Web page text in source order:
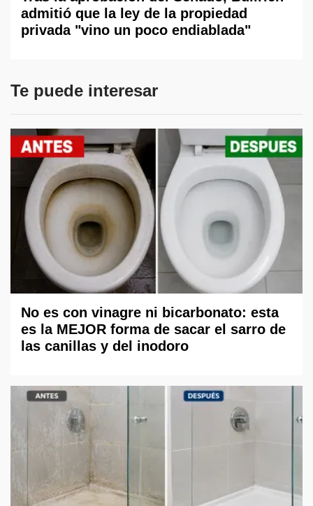
admitió que la ley de la propiedad
privada "vino un poco endiablada"
Te puede interesar
No es con vinagre ni bicarbonato: esta
es la MEJOR forma de sacar el sarro de
las canillas y del inodoro